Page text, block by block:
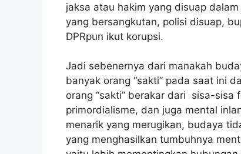
jaksa atau hakim yang disuap
yang bersangkutan, polisi disuap,
DPRpun ikut korupsi.
Jadi sebenernya dari manakah
banyak orang “sakti” pada saat ini
orang “sakti” berakar dari sisa-
primordialisme, dan juga mental
menarik yang merugikan, budaya
yang menghasilkan tumbuhnya